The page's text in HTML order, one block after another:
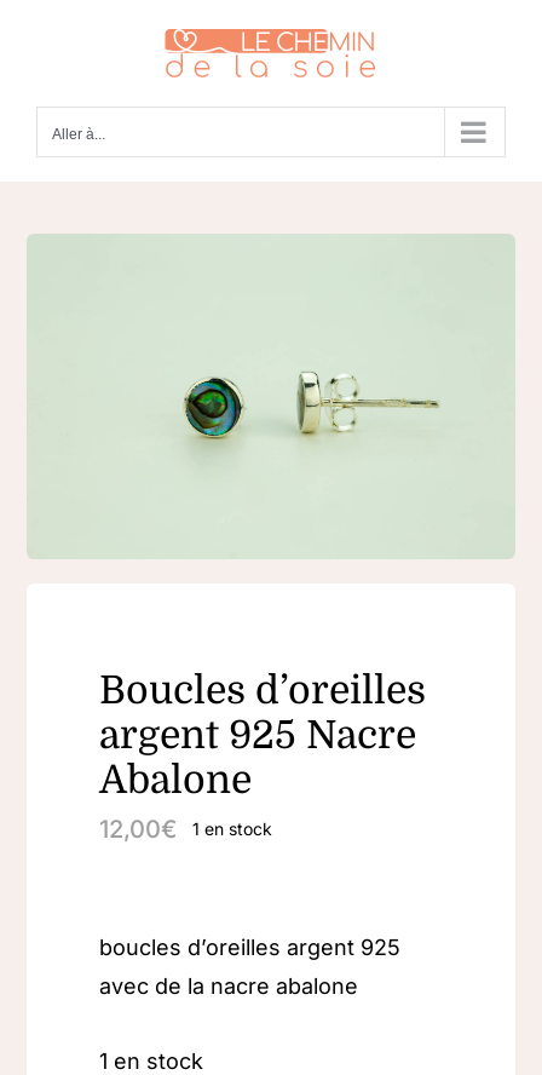
Aller à...
Boucles d’oreilles
argent 925 Nacre
Abalone
12,00€ 1 en stock
boucles d’oreilles argent 925
avec de la nacre abalone
1 en stock